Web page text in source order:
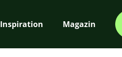
Inspiration Magazin